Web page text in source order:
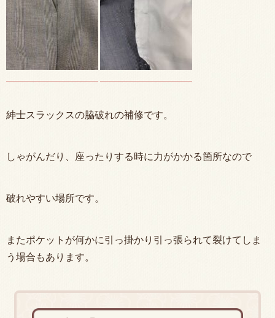
紳士スラックスの脇破れの補修です。
しゃがんだり、座ったりする時に力がかかる箇所なので
破れやすい場所です。
またポケットが何かに引っ掛かり引っ張られて裂けてしま
う場合もあります。